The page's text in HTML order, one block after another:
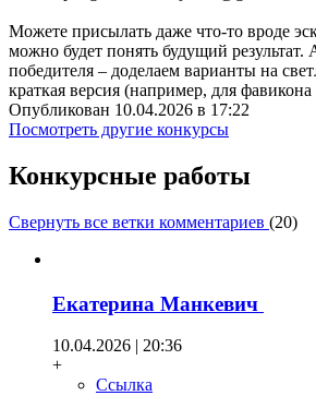
Можете присылать даже что-то вроде
можно будет понять будущий результат.
победителя – доделаем варианты на
краткая версия (например, для фавикона
Опубликован 10.04.2026 в 17:22
Посмотреть другие конкурсы
Конкурсные работы
Свернуть все ветки комментариев (20)
Екатерина Манкевич
10.04.2026 | 20:36
+
Ссылка